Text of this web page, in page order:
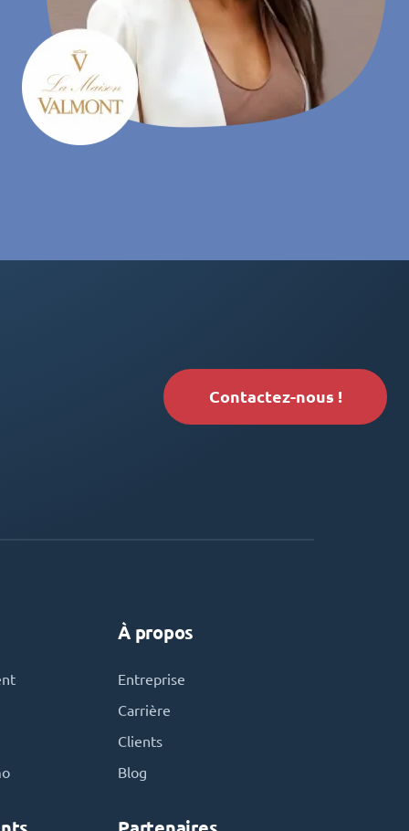
Contactez-nous !
À propos
Entreprise
Carrière
Clients
Blog